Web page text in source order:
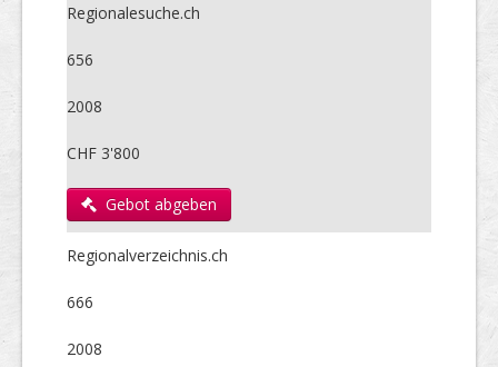
Regionalesuche.ch
656
2008
CHF 3'800
Gebot abgeben
Regionalverzeichnis.ch
666
2008